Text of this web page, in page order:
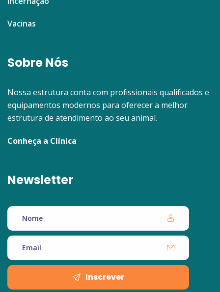
Vacinas
Sobre Nós
Nossa estrutura conta com profissionais qualificados e
equipamentos modernos para oferecer a melhor
estrutura de atendimento ao seu animal.
Conheça a Clínica
Newsletter
Inscrever